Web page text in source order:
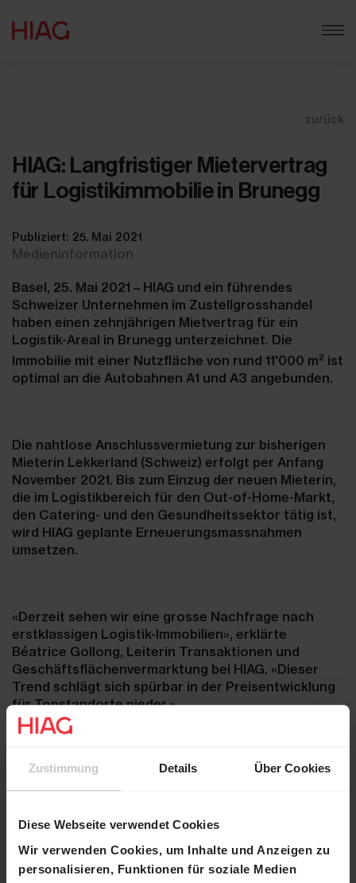
Zustimmung Details Über Cookies
Diese Webseite verwendet Cookies
Wir verwenden Cookies, um Inhalte und Anzeigen zu
personalisieren, Funktionen für soziale Medien
zurück
HIAG: Langfristiger Mietervertrag
für Logistikimmobilie in Brunegg
Publiziert: 25. Mai 2021
Medieninformation
Basel, 25. Mai 2021 – HIAG und ein führendes
Schweizer Unternehmen im Zustellgrosshandel
haben einen zehnjährigen Mietvertrag für ein
Logistik-Areal in Brunegg unterzeichnet. Die
Immobilie mit einer Nutzfläche von rund 11'000 m2 ist
optimal an die Autobahnen A1 und A3 angebunden.
Die nahtlose Anschlussvermietung zur bisherigen
Mieterin Lekkerland (Schweiz) erfolgt per Anfang
November 2021. Bis zum Einzug der neuen Mieterin,
die im Logistikbereich für den Out-of-Home-Markt,
den Catering- und den Gesundheitssektor tätig ist,
wird HIAG geplante Erneuerungsmass­nahmen
umsetzen.
«Derzeit sehen wir eine grosse Nachfrage nach
erstklassigen Logistik-Immobilien», erklärte
Béatrice Gollong, Leiterin Transaktionen und
Geschäftsflächenvermarktung bei HIAG. «Dieser
Trend schlägt sich spürbar in der Preisentwicklung
für Topstandorte nieder.»
Kontakt
Chief Executive
T +41 61 606 55
00
Leiterin Transaktionen und
T +41 61 606 55 00
beatrice.gollong@hiag.com